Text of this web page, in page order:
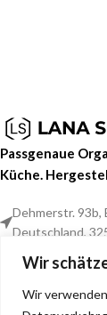
Wir
Wir
Passgenaue
Küche.
Dehmerstr. 93b,
Deutschland,
info@lana-